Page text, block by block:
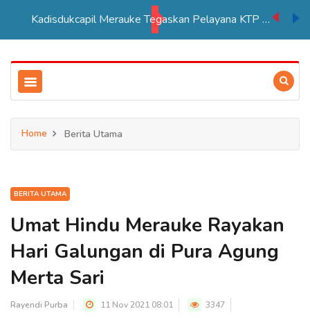
Kadisdukcapil Merauke Tegaskan Pelayana KTP Sesuai SOP
Home Berita Utama
BERITA UTAMA
Umat Hindu Merauke Rayakan
Hari Galungan di Pura Agung
Merta Sari
Rayendi Purba 11 Nov 2021 08:01 3347